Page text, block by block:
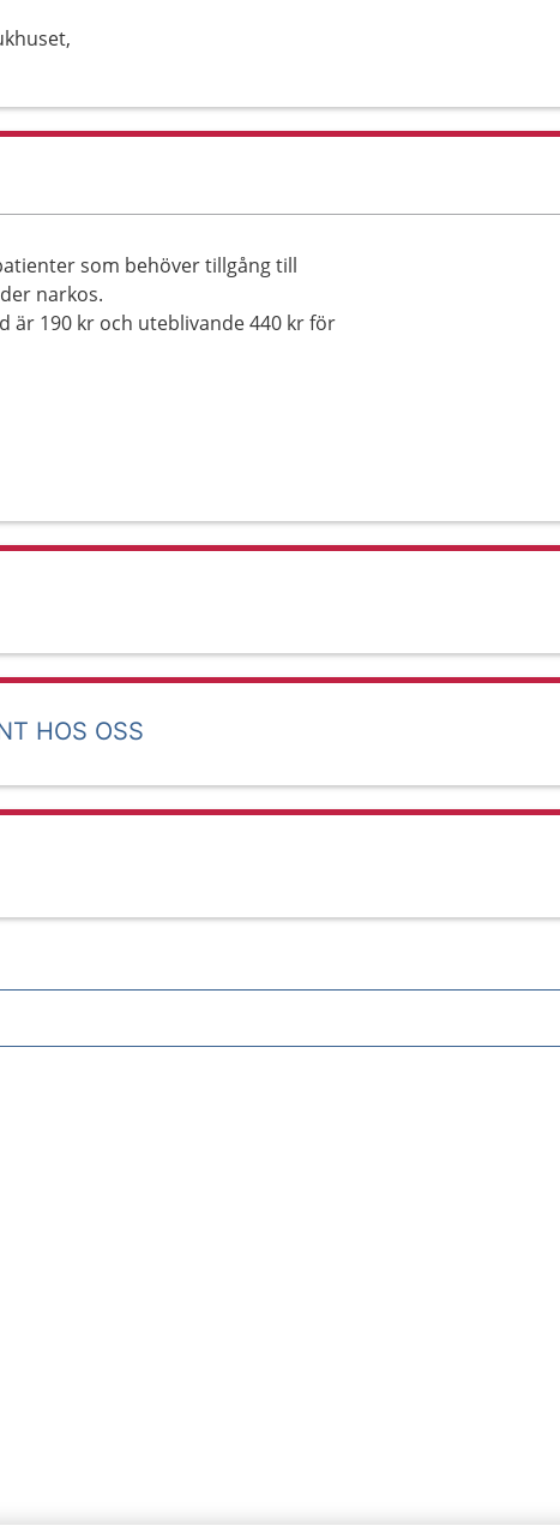
som behöver tillgång till
narkos.
är 190 kr och uteblivande 440 kr för
HOS OSS